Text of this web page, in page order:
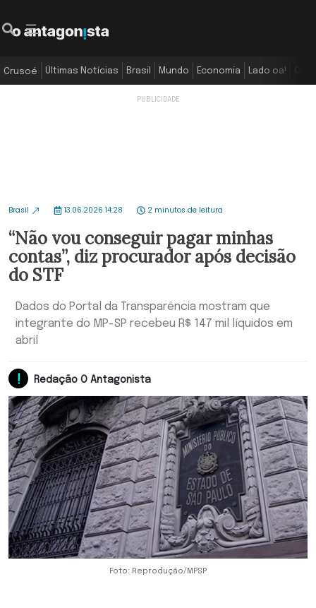
Crusoé Últimas Notícias Brasil Mundo Economia Lado oa!
Brasil 13.06.2026 14:28 2 minutos de leitura
“Não vou conseguir pagar minhas
contas”, diz procurador após decisão
do STF
Dados do Portal da Transparência mostram que
integrante do MP-SP recebeu R$ 147 mil líquidos em
abril
Redação O Antagonista
Foto: Reprodução/MPSP